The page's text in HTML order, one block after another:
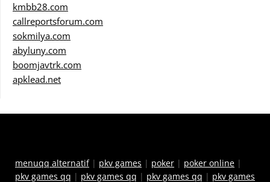
kmbb28.com
callreportsforum.com
sokmilya.com
abyluny.com
boomjavtrk.com
apklead.net
menuqq alternatif| pkv games | poker | poker online |
pkv games qq | pkv games qq | pkv games qq | pkv games